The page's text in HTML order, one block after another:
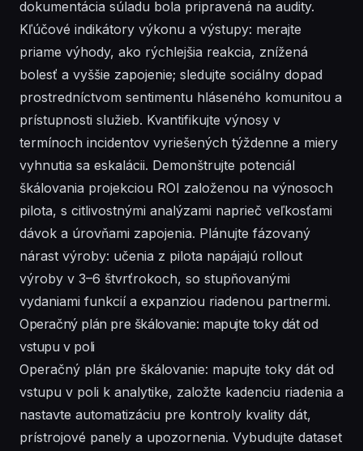
dokumentácia súladu bola pripravená na audity.
Kľúčové indikátory výkonu a výstupy: merajte
priame výhody, ako rýchlejšia reakcia, znížená
bolesť a vyššie zapojenie; sledujte sociálny dopad
prostredníctvom sentimentu hláseného komunitou a
prístupnosti služieb. Kvantifikujte výnosy v
termínoch incidentov vyriešených týždenne a miery
vyhnutia sa eskalácii. Demonštrujte potenciál
škálovania projekciou ROI založenou na výnosoch
pilota, s citlivostnými analýzami naprieč veľkosťami
dávok a úrovňami zapojenia. Plánujte fázovaný
nárast výroby: učenia z pilota napájajú rollout
výroby v 3–6 štvrťrokoch, so stupňovanými
vydaniami funkcií a expanziou riadenou partnermi.
Operačný plán pre škálovanie: mapujte toky dát od
vstupu v poli
Operačný plán pre škálovanie: mapujte toky dát od
vstupu v poli k analytike, založte kadenciu riadenia a
nastavte automatizáciu pre kontroly kvality dát,
prístrojové panely a upozornenia. Vybudujte dataset